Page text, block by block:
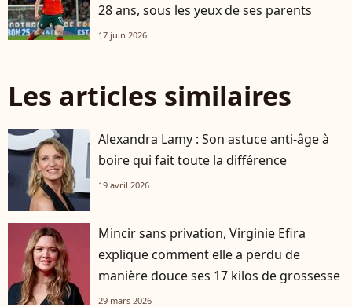
28 ans, sous les yeux de ses parents
17 juin 2026
Les articles similaires
Alexandra Lamy : Son astuce anti-âge à
boire qui fait toute la différence
19 avril 2026
Mincir sans privation, Virginie Efira
explique comment elle a perdu de
manière douce ses 17 kilos de grossesse
29 mars 2026